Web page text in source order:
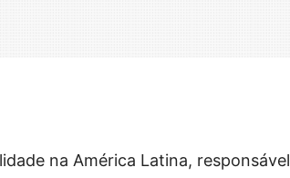
na América Latina,